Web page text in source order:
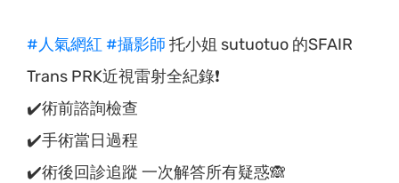
#人氣網紅 #攝影師 托小姐 sutuotuo 的SFAIR
Trans PRK近視雷射全紀錄❗️
✔️術前諮詢檢查
✔️手術當日過程
✔️術後回診追蹤 一次解答所有疑惑🙈